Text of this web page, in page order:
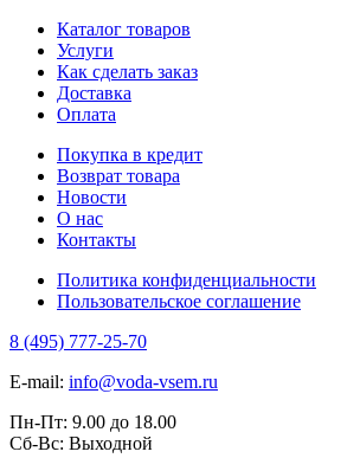
Каталог товаров
Услуги
Как сделать заказ
Доставка
Оплата
Покупка в кредит
Возврат товара
Новости
О нас
Контакты
Политика конфиденциальности
Пользовательское соглашение
8 (495) 777-25-70
E-mail: info@voda-vsem.ru
Пн-Пт: 9.00 до 18.00
Сб-Вс: Выходной